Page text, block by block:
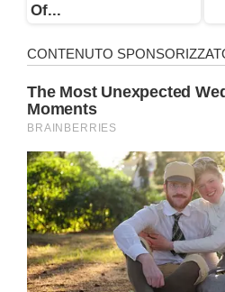
Of...